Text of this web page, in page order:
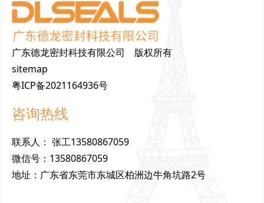
广东德龙密封科技有限公司 版权所有
sitemap
粤ICP备2021164936号
咨询热线
联系人 ： 张工13580867059
微信号 ： 13580867059
地址 ： 广东省东莞市东城区柏洲边牛角坑路2号